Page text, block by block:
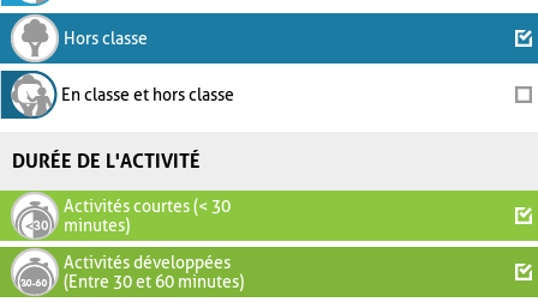
Hors classe
En classe et hors classe
DURÉE DE L'ACTIVITÉ
Activités courtes (< 30
minutes)
Activités développées
(Entre 30 et 60 minutes)